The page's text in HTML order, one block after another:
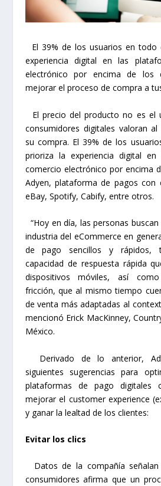
El 39% de los usuarios en todo
experiencia digital en las
electrónico por encima de los
mejorar el proceso de compra a
El precio del producto no es el
consumidores digitales valoran
su compra. El 39% de los
prioriza la experiencia digital
comercio electrónico por encima
Adyen, plataforma de pagos con
eBay, Spotify, Cabify, entre otros.
“Hoy en día, las personas
industria del eCommerce en
de pago sencillos y rápidos,
capacidad de respuesta rápida
dispositivos móviles, así
fricción, que al mismo tiempo
de venta más adaptadas al
mencionó Erick MacKinney,
México.
Derivado de lo anterior,
siguientes sugerencias para
plataformas de pago digitales
mejorar el customer experience
y ganar la lealtad de los clientes:
Evitar los clics
Datos de la compañía
consumidores afirma que un